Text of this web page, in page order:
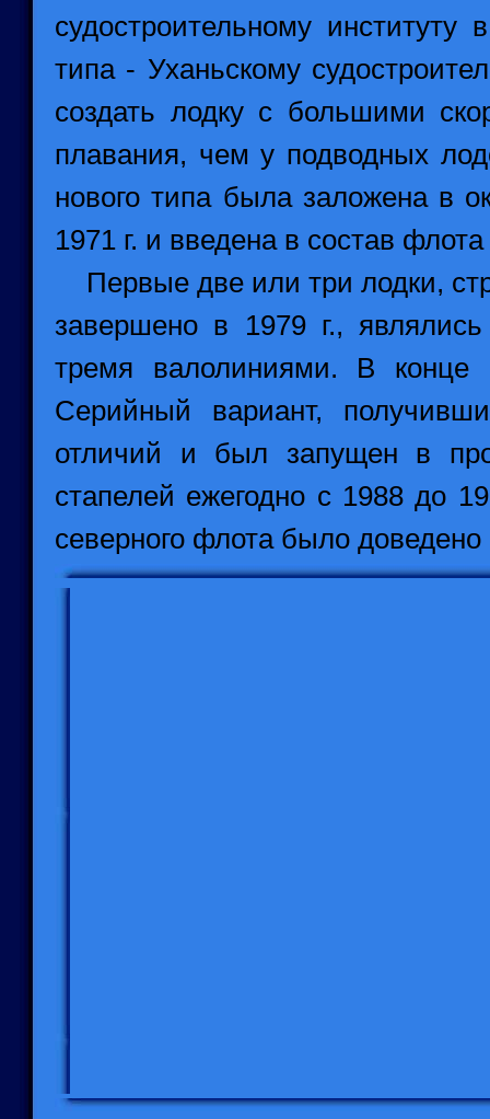
судостроительному институту
типа - Уханьскому
создать лодку с большими
плавания, чем у подводных
нового типа была заложена в
1971 г. и введена в состав
Первые две или три лодки,
завершено в 1979 г.,
тремя валолиниями. В
Серийный вариант,
отличий и был запущен в
стапелей ежегодно с 1988 до
северного флота было